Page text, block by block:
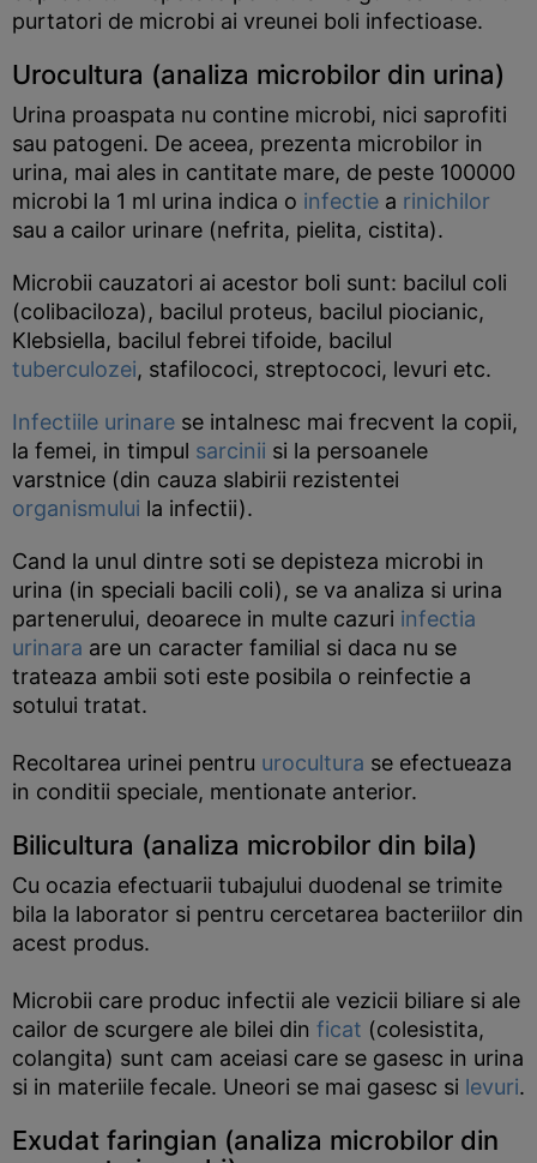
purtatori de microbi ai vreunei boli infectioase.
Urocultura (analiza microbilor din urina)
Urina proaspata nu contine microbi, nici saprofiti
sau patogeni. De aceea, prezenta microbilor in
urina, mai ales in cantitate mare, de peste 100000
microbi la 1 ml urina indica o infectie a rinichilor
sau a cailor urinare (nefrita, pielita, cistita).
Microbii cauzatori ai acestor boli sunt: bacilul coli
(colibaciloza), bacilul proteus, bacilul piocianic,
Klebsiella, bacilul febrei tifoide, bacilul
tuberculozei, stafilococi, streptococi, levuri etc.
Infectiile urinare se intalnesc mai frecvent la copii,
la femei, in timpul sarcinii si la persoanele
varstnice (din cauza slabirii rezistentei
organismului la infectii).
Cand la unul dintre soti se depisteza microbi in
urina (in speciali bacili coli), se va analiza si urina
partenerului, deoarece in multe cazuri infectia
urinara are un caracter familial si daca nu se
trateaza ambii soti este posibila o reinfectie a
sotului tratat.
Recoltarea urinei pentru urocultura se efectueaza
in conditii speciale, mentionate anterior.
Bilicultura (analiza microbilor din bila)
Cu ocazia efectuarii tubajului duodenal se trimite
bila la laborator si pentru cercetarea bacteriilor din
acest produs.
Microbii care produc infectii ale vezicii biliare si ale
cailor de scurgere ale bilei din ficat (colesistita,
colangita) sunt cam aceiasi care se gasesc in urina
si in materiile fecale. Uneori se mai gasesc si levuri.
Exudat faringian (analiza microbilor din